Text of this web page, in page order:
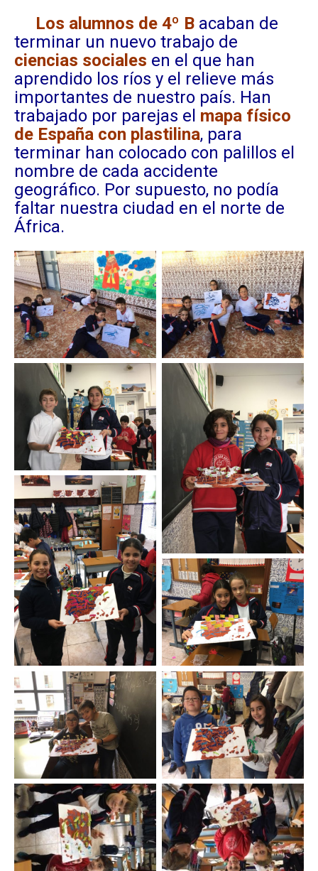
Los alumnos de 4º B acaban de
terminar un nuevo trabajo de
ciencias sociales en el que han
aprendido los ríos y el relieve más
importantes de nuestro país. Han
trabajado por parejas el mapa físico
de España con plastilina, para
terminar han colocado con palillos el
nombre de cada accidente
geográfico. Por supuesto, no podía
faltar nuestra ciudad en el norte de
África.